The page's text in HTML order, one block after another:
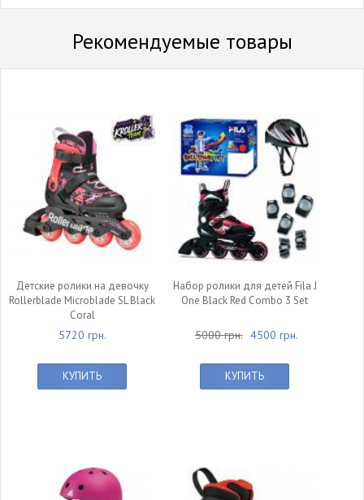
Рекомендуемые товары
Детские ролики на девочку
Rollerblade Microblade SL Black
Coral
5720 грн.
КУПИТЬ
Набор ролики для детей Fila J
One Black Red Combo 3 Set
5000 грн. 4500 грн.
КУПИТЬ